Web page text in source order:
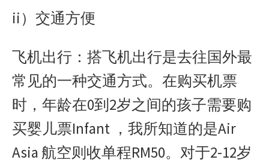
ii）交通方便
飞机出行：搭飞机出行是去往国外最
常见的一种交通方式。在购买机票
时，年龄在0到2岁之间的孩子需要购
买婴儿票Infant ，我所知道的是Air
Asia 航空则收单程RM50。对于2-12岁